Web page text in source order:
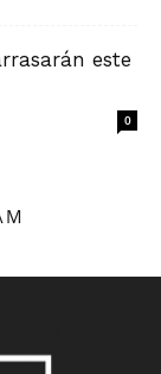
este
0